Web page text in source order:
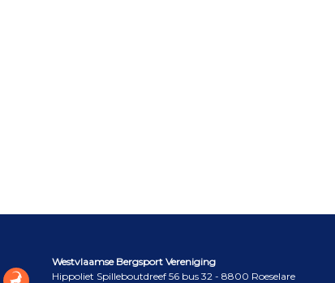
Westvlaamse Bergsport Vereniging
Hippoliet Spilleboutdreef 56 bus 32 - 8800 Roeselare